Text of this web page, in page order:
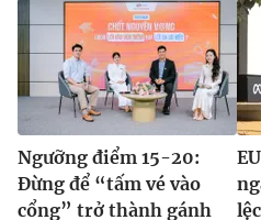
Ngưỡng điểm 15-20:
Đừng để “tấm vé vào
cổng” trở thành gánh